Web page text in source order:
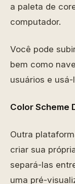
a paleta de
computador.
Você pode
bem como
usuários e
Color Scheme
Outra
criar sua
separá-las
uma pré-